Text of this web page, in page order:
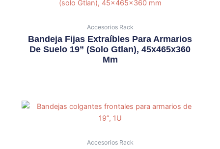
Accesorios Rack
Bandeja Fijas Extraíbles Para Armarios
De Suelo 19” (solo Gtlan), 45x465x360
Mm
Accesorios Rack